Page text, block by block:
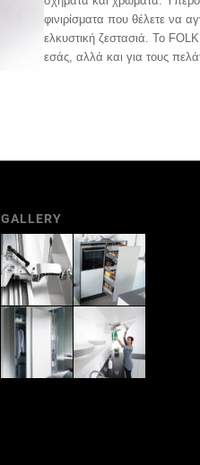
φινιρίσματα που θέλετε να
ελκυστική ζεστασιά. Το
εσάς, αλλά και για τους
GALLERY